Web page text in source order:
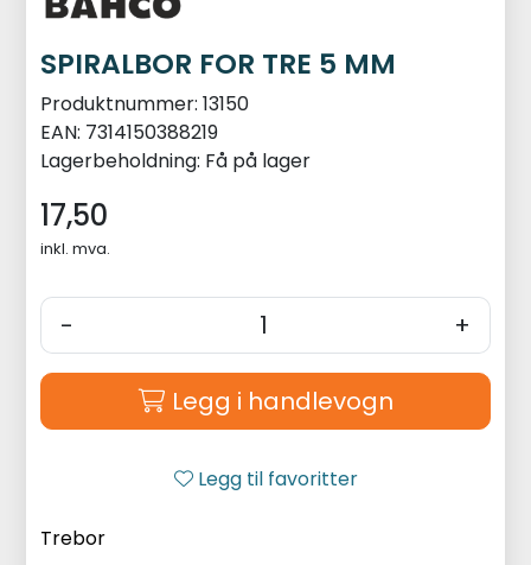
SPIRALBOR FOR TRE 5 MM
Produktnummer: 13150
EAN: 7314150388219
Lagerbeholdning: Få på lager
17,50
inkl. mva.
- +
Legg i handlevogn
Legg til favoritter
Trebor